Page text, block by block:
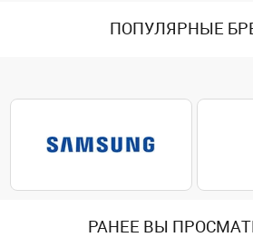
ПОПУЛЯРНЫЕ
РАНЕЕ ВЫ